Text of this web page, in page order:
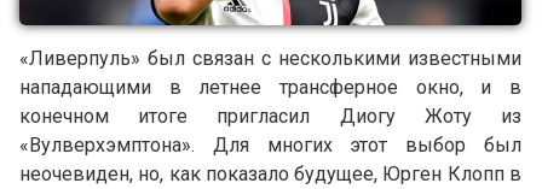
«Ливерпуль» был связан с несколькими известными
нападающими в летнее трансферное окно, и в
конечном итоге пригласил Диогу Жоту из
«Вулверхэмптона». Для многих этот выбор был
неочевиден, но, как показало будущее, Юрген Клопп в